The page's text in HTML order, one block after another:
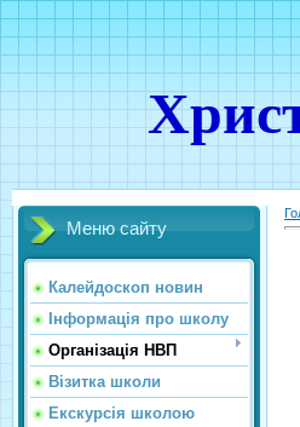
Меню сайту
Калейдоскоп новин
Інформація про школу
Організація НВП
Візитка школи
Екскурсія школою